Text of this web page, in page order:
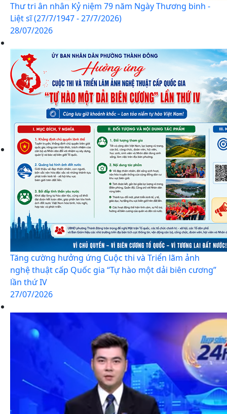
Thư tri ân nhân Kỷ niệm 79 năm Ngày Thương binh -
Liệt sĩ (27/7/1947 - 27/7/2026)
28/07/2026
Tăng cường hưởng ứng Cuộc thi và Triển lãm ảnh
nghệ thuật cấp Quốc gia “Tự hào một dải biên cương”
lần thứ IV
27/07/2026